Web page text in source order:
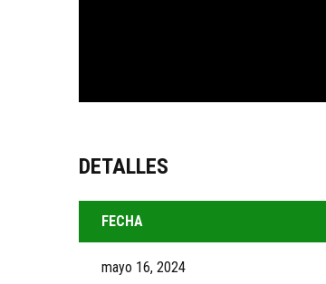
DETALLES
FECHA
mayo 16, 2024